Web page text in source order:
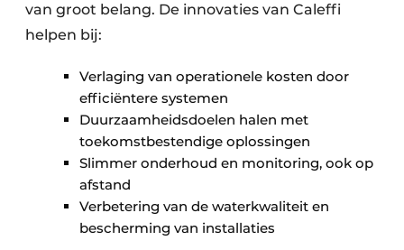
van groot belang. De innovaties van Caleffi
helpen bij:
Verlaging van operationele kosten door
efficiëntere systemen
Duurzaamheidsdoelen halen met
toekomstbestendige oplossingen
Slimmer onderhoud en monitoring, ook op
afstand
Verbetering van de waterkwaliteit en
bescherming van installaties